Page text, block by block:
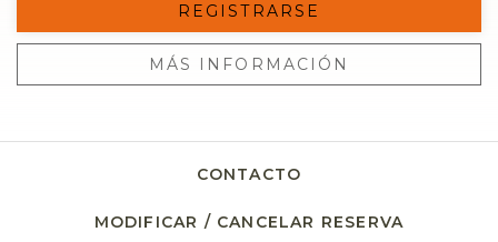
REGISTRARSE
MÁS INFORMACIÓN
CONTACTO
MODIFICAR / CANCELAR RESERVA